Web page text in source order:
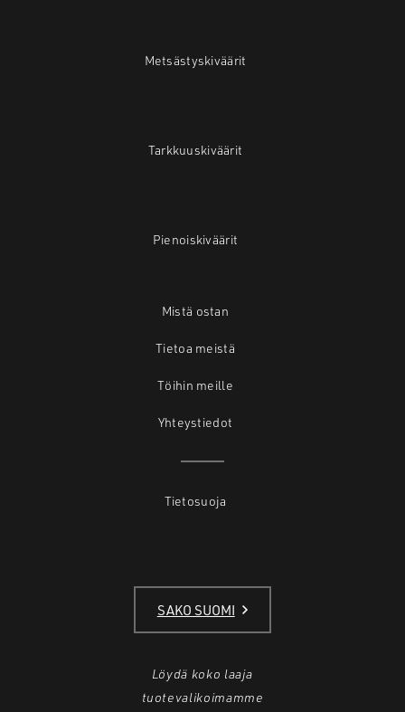
Metsästyskiväärit
Tarkkuuskiväärit
Pienoiskiväärit
Mistä ostan
Tietoa meistä
Töihin meille
Yhteystiedot
Tietosuoja
SAKO SUOMI
Löydä koko laaja
tuotevalikoimamme